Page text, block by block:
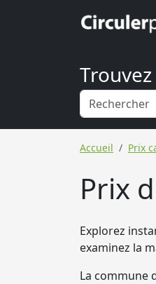
Accueil Prix
Prix
Explorez
examinez la
La commune